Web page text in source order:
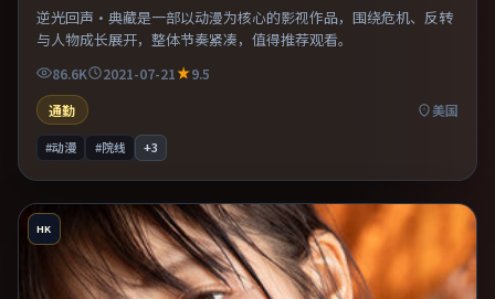
逆光回声·典藏是一部以动漫为核心的影视作品，围绕危机、反转
与人物成长展开，整体节奏紧凑，值得推荐观看。
86.6K 2021-07-21
9.5
通勤
美国
#动漫 #院线 +3
HK